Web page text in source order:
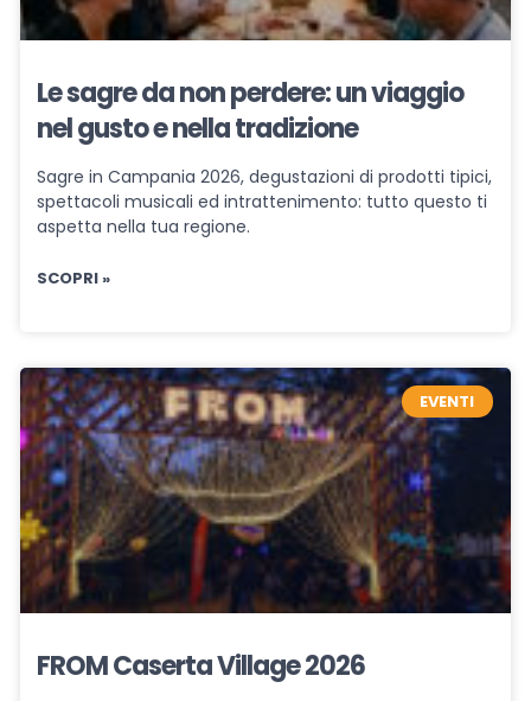
Le sagre da non perdere: un viaggio
nel gusto e nella tradizione
Sagre in Campania 2026, degustazioni di prodotti tipici,
spettacoli musicali ed intrattenimento: tutto questo ti
aspetta nella tua regione.
SCOPRI »
EVENTI
FROM Caserta Village 2026